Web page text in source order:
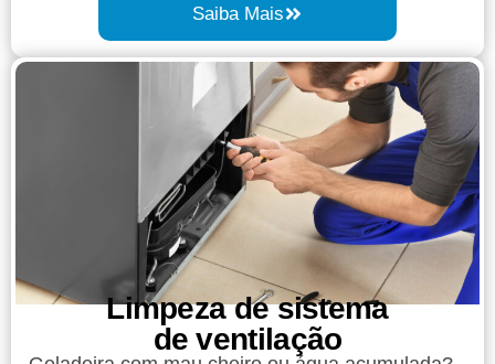
Saiba Mais
Limpeza de sistema
de ventilação